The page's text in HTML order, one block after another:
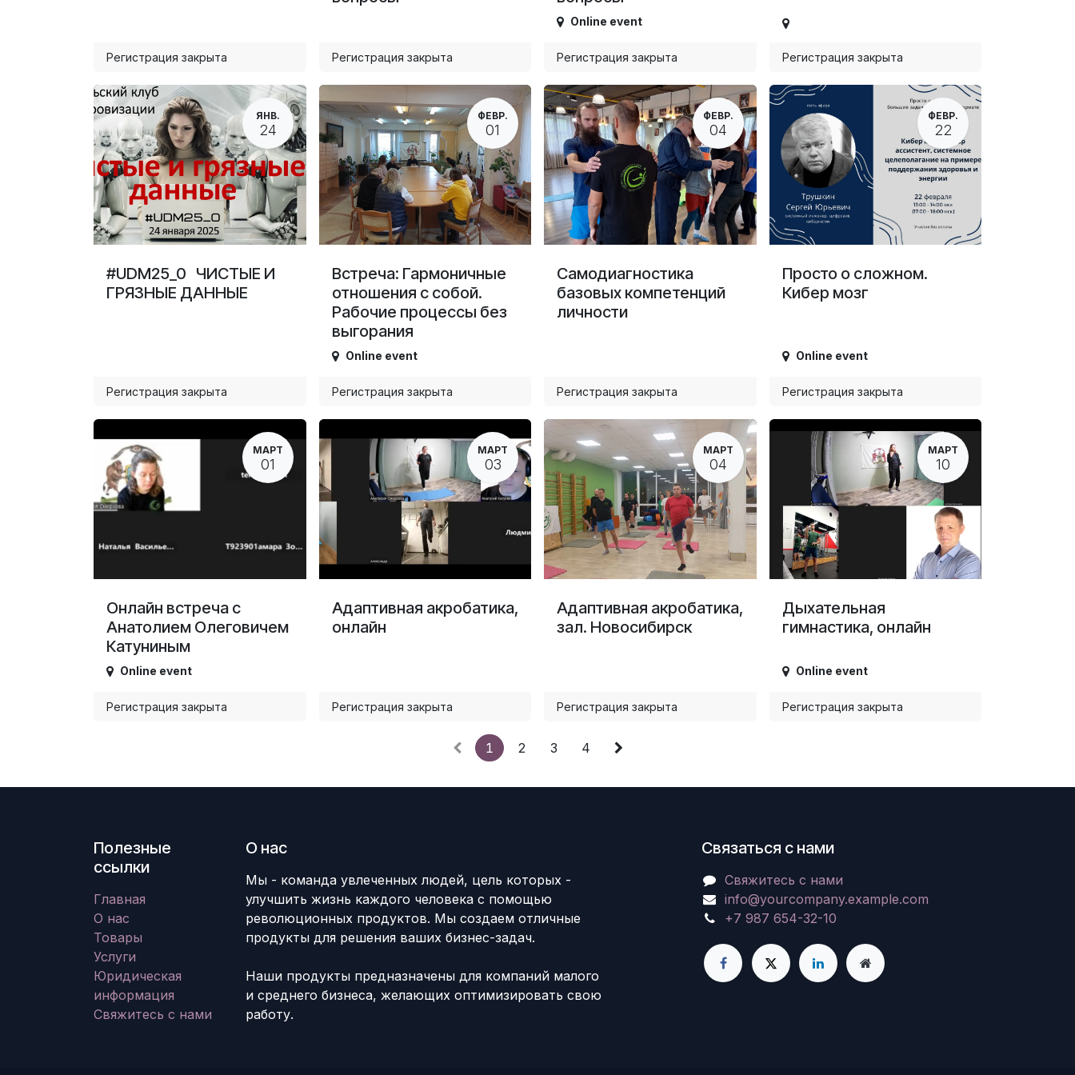
Регистрация закрыта Регистрация закрыта
Online event
Регистрация закрыта Регистрация закрыта
ЯНВ.
24
#UDM25_0 ЧИСТЫЕ И
ГРЯЗНЫЕ ДАННЫЕ
Регистрация закрыта
ФЕВР.
01
Встреча: Гармоничные
отношения с собой.
Рабочие процессы без
выгорания
Online event
Регистрация закрыта
ФЕВР.
04
Самодиагностика
базовых компетенций
личности
Регистрация закрыта
ФЕВР.
22
Просто о сложном.
Кибер мозг
Online event
Регистрация закрыта
МАРТ
01
Онлайн встреча с
Анатолием Олеговичем
Катуниным
Online event
Регистрация закрыта
МАРТ
03
Адаптивная акробатика,
онлайн
Регистрация закрыта
МАРТ
04
Адаптивная акробатика,
зал. Новосибирск
Регистрация закрыта
МАРТ
10
Дыхательная
гимнастика, онлайн
Online event
Регистрация закрыта
1 2 3 4
Полезные
ссылки
Главная
О нас
Товары
Услуги
Юридическая
информация
Свяжитесь с нами
О нас
Мы - команда увлеченных людей, цель которых -
улучшить жизнь каждого человека с помощью
революционных продуктов. Мы создаем отличные
продукты для решения ваших бизнес-задач.
Наши продукты предназначены для компаний малого
и среднего бизнеса, желающих оптимизировать свою
работу.
Связаться с нами
Свяжитесь с нами
info@yourcompany.example.com
+7 987 654-32-10